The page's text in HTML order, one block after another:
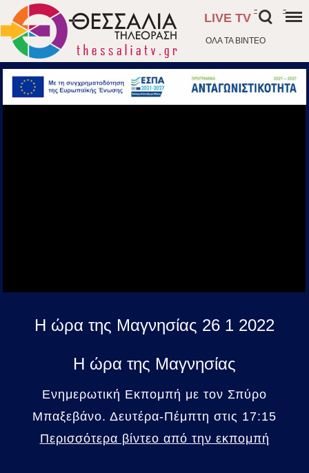
ΟΛΑ ΤΑ ΒΙΝΤΕΟ
LIVE TV
- -
H ώρα της Μαγνησίας 26 1 2022
Η ώρα της Μαγνησίας
Ενημερωτική Εκπομπή με τον Σπύρο
Μπαξεβάνο. Δευτέρα-Πέμπτη στις 17:15
Περισσότερα βίντεο από την εκπομπή